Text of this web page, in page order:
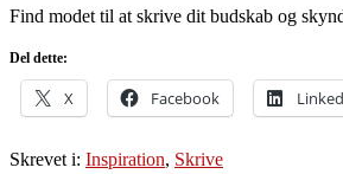
Find modet til at skrive dit budskab og
Del dette:
X Facebook
Skrevet i: Inspiration, Skrive